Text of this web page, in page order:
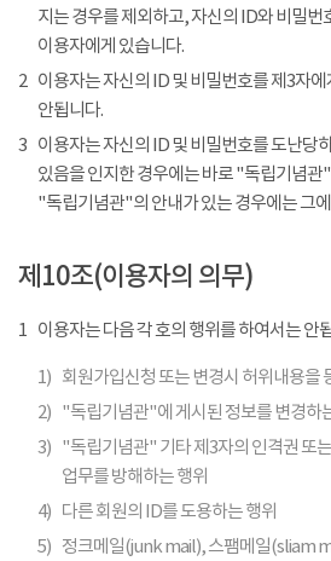
지는 경우를 제외하고, 자신의 ID와 비밀번
이용자에게 있습니다.
2 이용자는 자신의 ID 및 비밀번호를 제3자
안됩니다.
3 이용자는 자신의 ID 및 비밀번호를 도난당
있음을 인지한 경우에는 바로 "독립기념관
"독립기념관"의 안내가 있는 경우에는 그
제10조(이용자의 의무)
1 이용자는 다음 각 호의 행위를 하여서는 안
1) 회원가입신청 또는 변경시 허위내용을
2) "독립기념관"에 게시된 정보를 변경하
3) "독립기념관" 기타 제3자의 인격권 또
업무를 방해하는 행위
4) 다른 회원의 ID를 도용하는 행위
5) 정크메일(junk mail), 스팸메일(sliam